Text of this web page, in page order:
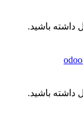
داشته باشید.
داشته باشید.